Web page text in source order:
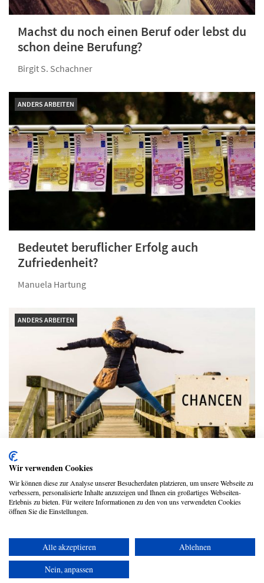
Machst du noch einen Beruf oder lebst du
schon deine Berufung?
Birgit S. Schachner
ANDERS ARBEITEN
Bedeutet beruflicher Erfolg auch
Zufriedenheit?
Manuela Hartung
ANDERS ARBEITEN
Hop oder top im Job – der Sprachstil
macht den kleinen Unterschied
Jutta Echterhoff
Copyright © 2026 UmspannwerX Zukunft GmbH
Wir verwenden Cookies
Wir können diese zur Analyse unserer Besucherdaten platzieren, um unsere Webseite zu
verbessern, personalisierte Inhalte anzuzeigen und Ihnen ein großartiges Webseiten-
Erlebnis zu bieten. Für weitere Informationen zu den von uns verwendeten Cookies
öffnen Sie die Einstellungen.
Alle akzeptieren
Ablehnen
Nein, anpassen